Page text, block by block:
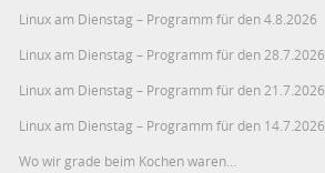
Linux am Dienstag – Programm für den 4.8.2026
Linux am Dienstag – Programm für den 28.7.2026
Linux am Dienstag – Programm für den 21.7.2026
Linux am Dienstag – Programm für den 14.7.2026
Wo wir grade beim Kochen waren…